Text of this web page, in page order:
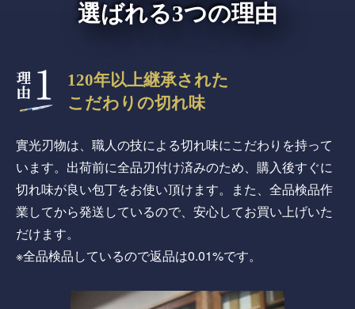
選ばれる3つの理由
120年以上継承された
こだわりの切れ味
實光刃物は、職人の技による切れ味にこだわりを持って
います。出荷前に全品刃付け済みのため、購入後すぐに
切れ味が良い包丁をお使い頂けます。また、全品検品作
業してから発送しているので、安心してお買い上げいた
だけます。
※全品検品しているので返品は0.01%です。